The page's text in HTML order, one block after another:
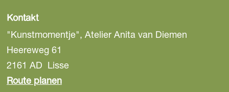
Kontakt
"Kunstmomentje", Atelier Anita van Diemen
Heereweg 61
2161 AD Lisse
Route planenb